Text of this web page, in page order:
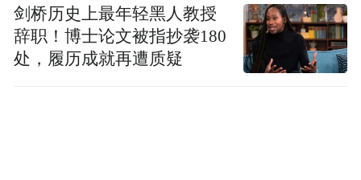
剑桥历史上最年轻黑人教授
辞职！博士论文被指抄袭180
处，履历成就再遭质疑